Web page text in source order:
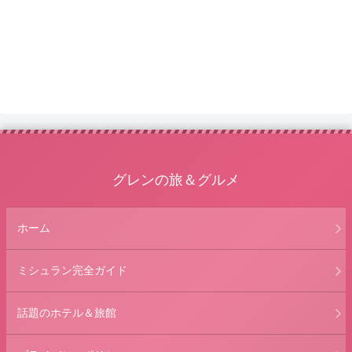
グレンの旅＆グルメ
ホーム
ミシュラン完全ガイド
話題のホテル＆旅館